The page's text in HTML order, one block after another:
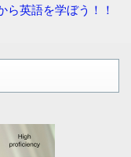
英語を学ぼう！！